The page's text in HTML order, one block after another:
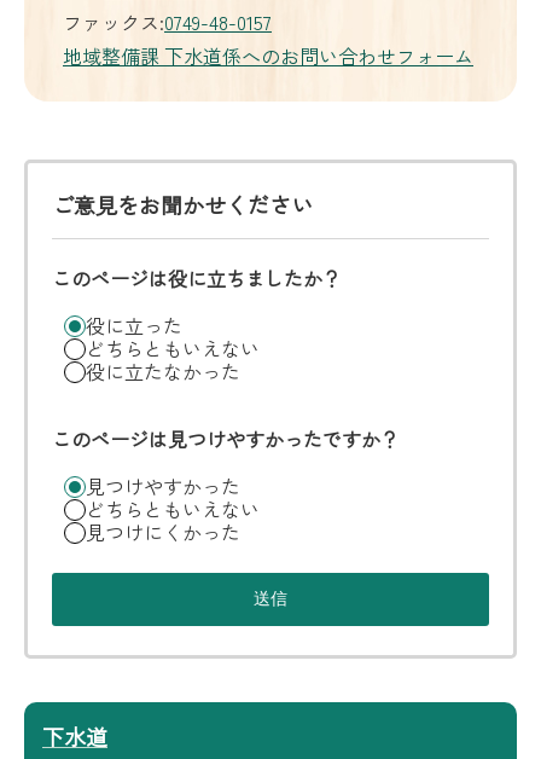
ファックス:0749-48-0157
地域整備課 下水道係へのお問い合わせフォーム
ご意見をお聞かせください
このページは役に立ちましたか？
役に立った
どちらともいえない
役に立たなかった
このページは見つけやすかったですか？
見つけやすかった
どちらともいえない
見つけにくかった
下水道